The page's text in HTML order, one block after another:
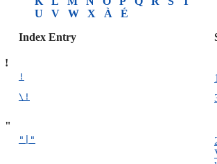
U
V W X À
É
Index Entry
!
!
\!
"
"|"